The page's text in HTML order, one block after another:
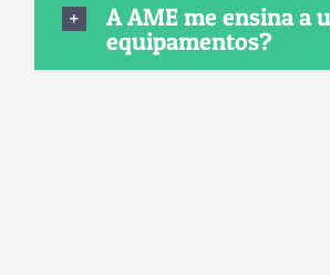
A AME me ensina a
equipamentos?